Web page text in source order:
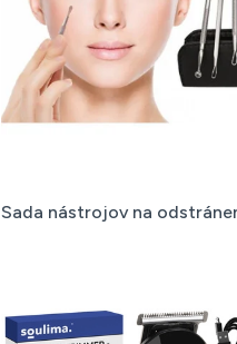
Sada nástrojov na